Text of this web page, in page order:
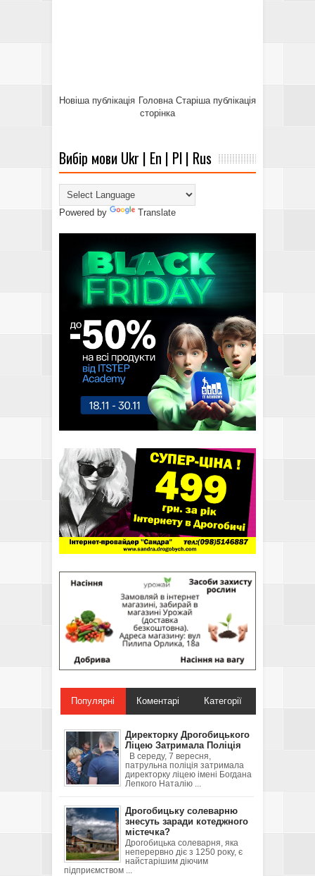
Новіша публікація Старіша публікація
Головна
сторінка
Вибір мови Ukr | En | Pl | Rus
Powered by Translate
Популярні Коментарі Категорії
Директорку Дрогобицького
Ліцею Затримала Поліція
В середу, 7 вересня,
патрульна поліція затримала
директорку ліцею імені Богдана
Лепкого Наталію ...
Дрогобицьку солеварню
знесуть заради котеджного
містечка?
Дрогобицька солеварня, яка
неперервно діє з 1250 року, є
найстарішим діючим
підприємством ...